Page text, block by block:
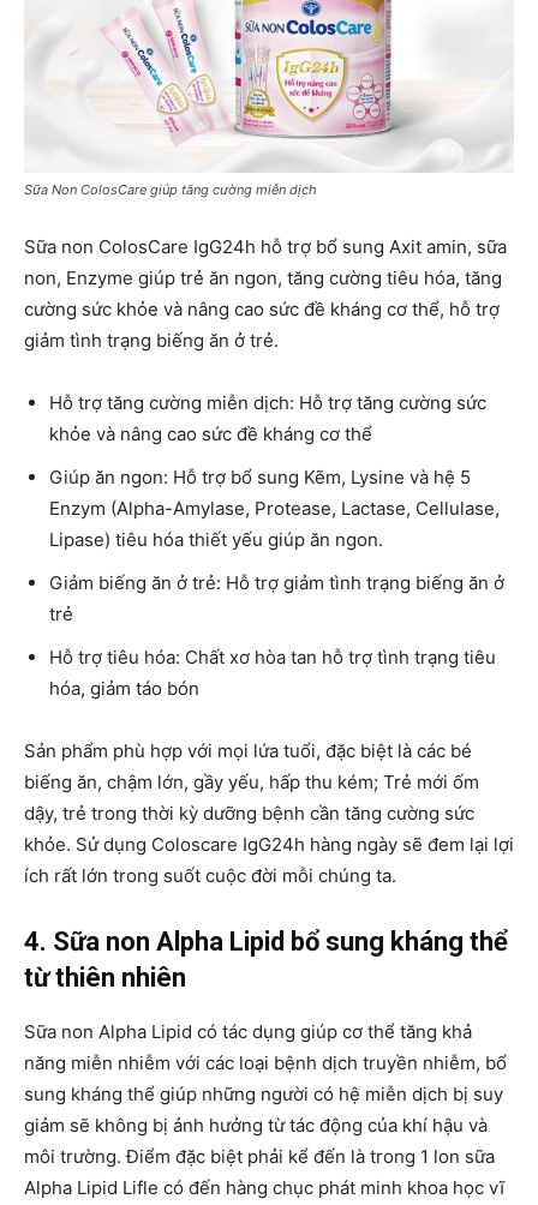
Sữa Non ColosCare giúp tăng cường miễn dịch
Sữa non ColosCare IgG24h hỗ trợ bổ sung Axit amin, sữa
non, Enzyme giúp trẻ ăn ngon, tăng cường tiêu hóa, tăng
cường sức khỏe và nâng cao sức đề kháng cơ thể, hỗ trợ
giảm tình trạng biếng ăn ở trẻ.
Hỗ trợ tăng cường miễn dịch: Hỗ trợ tăng cường sức
khỏe và nâng cao sức đề kháng cơ thể
Giúp ăn ngon: Hỗ trợ bổ sung Kẽm, Lysine và hệ 5
Enzym (Alpha-Amylase, Protease, Lactase, Cellulase,
Lipase) tiêu hóa thiết yếu giúp ăn ngon.
Giảm biếng ăn ở trẻ: Hỗ trợ giảm tình trạng biếng ăn ở
trẻ
Hỗ trợ tiêu hóa: Chất xơ hòa tan hỗ trợ tình trạng tiêu
hóa, giảm táo bón
Sản phẩm phù hợp với mọi lứa tuổi, đặc biệt là các bé
biếng ăn, chậm lớn, gầy yếu, hấp thu kém; Trẻ mới ốm
dậy, trẻ trong thời kỳ dưỡng bệnh cần tăng cường sức
khỏe. Sử dụng Coloscare IgG24h hàng ngày sẽ đem lại lợi
ích rất lớn trong suốt cuộc đời mỗi chúng ta.
4. Sữa non Alpha Lipid bổ sung kháng thể
từ thiên nhiên
Sữa non Alpha Lipid có tác dụng giúp cơ thể tăng khả
năng miễn nhiễm với các loại bệnh dịch truyền nhiễm, bổ
sung kháng thể giúp những người có hệ miễn dịch bị suy
giảm sẽ không bị ảnh hưởng từ tác động của khí hậu và
môi trường. Điểm đặc biệt phải kể đến là trong 1 lon sữa
Alpha Lipid Lifle có đến hàng chục phát minh khoa học vĩ